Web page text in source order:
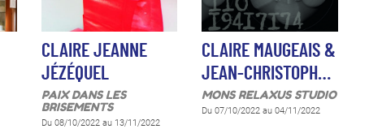
CLAIRE JEANNE
JÉZÉQUEL
PAIX DANS LES
BRISEMENTS
Du 08/10/2022 au 13/11/2022
CLAIRE MAUGEAIS &
JEAN-CHRISTOPH…
MONS RELAXUS STUDIO
Du 07/10/2022 au 04/11/2022